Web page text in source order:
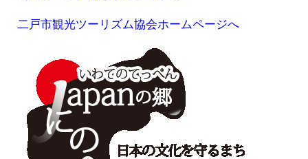
二戸市観光ツーリズム協会ホームページへ